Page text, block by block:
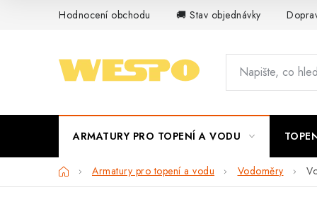
Hodnocení obchodu 🚚 Stav objednávky
ARMATURY PRO TOPENÍ A VODU
DomůArmatury pro topení a vodu Vodoměry